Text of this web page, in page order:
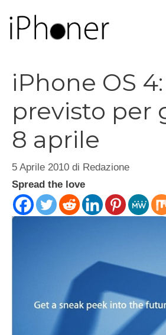
contenuto
iPhone OS
previsto per
8 aprile
5 Aprile 2010 di Redazione
Spread the love